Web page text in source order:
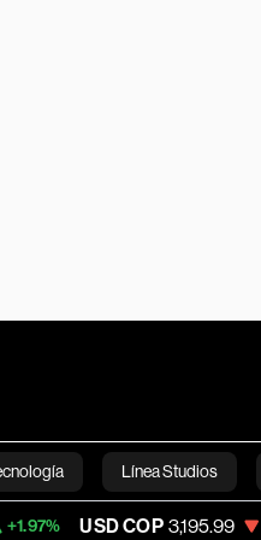
Línea Studios
English
3,195.99 -1.14% Tesla